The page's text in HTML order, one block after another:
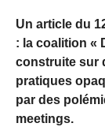
Un article du
: la coalition «
construite sur
pratiques
par des
meetings.